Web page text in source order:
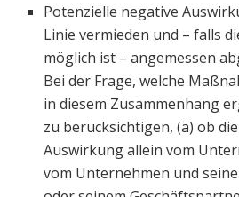
Potenzielle negative
Linie vermieden und – falls
möglich ist – angemessen
Bei der Frage, welche
in diesem Zusammenhang
zu berücksichtigen, (a) ob
Auswirkung allein vom
vom Unternehmen und